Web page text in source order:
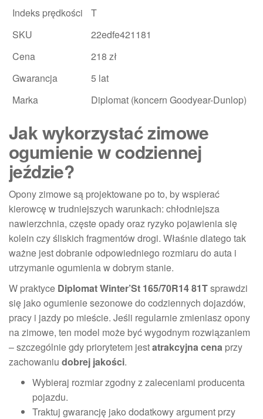
Indeks prędkości
T
SKU
22edfe421181
Cena
218 zł
Gwarancja
5 lat
Marka
Diplomat (koncern Goodyear-Dunlop)
Jak wykorzystać zimowe
ogumienie w codziennej
jeździe?
Opony zimowe są projektowane po to, by wspierać
kierowcę w trudniejszych warunkach: chłodniejsza
nawierzchnia, częste opady oraz ryzyko pojawienia się
kolein czy śliskich fragmentów drogi. Właśnie dlatego tak
ważne jest dobranie odpowiedniego rozmiaru do auta i
utrzymanie ogumienia w dobrym stanie.
W praktyce Diplomat Winter’St 165/70R14 81Tsprawdzi
się jako ogumienie sezonowe do codziennych dojazdów,
pracy i jazdy po mieście. Jeśli regularnie zmieniasz opony
na zimowe, ten model może być wygodnym rozwiązaniem
– szczególnie gdy priorytetem jestatrakcyjna cena przy
zachowaniu dobrej jakości.
Wybieraj rozmiar zgodny z zaleceniami producenta
pojazdu.
Traktuj gwarancję jako dodatkowy argument przy